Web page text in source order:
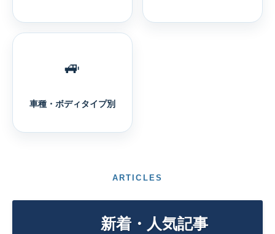
🚙
車種・ボディタイプ別
ARTICLES
新着・人気記事